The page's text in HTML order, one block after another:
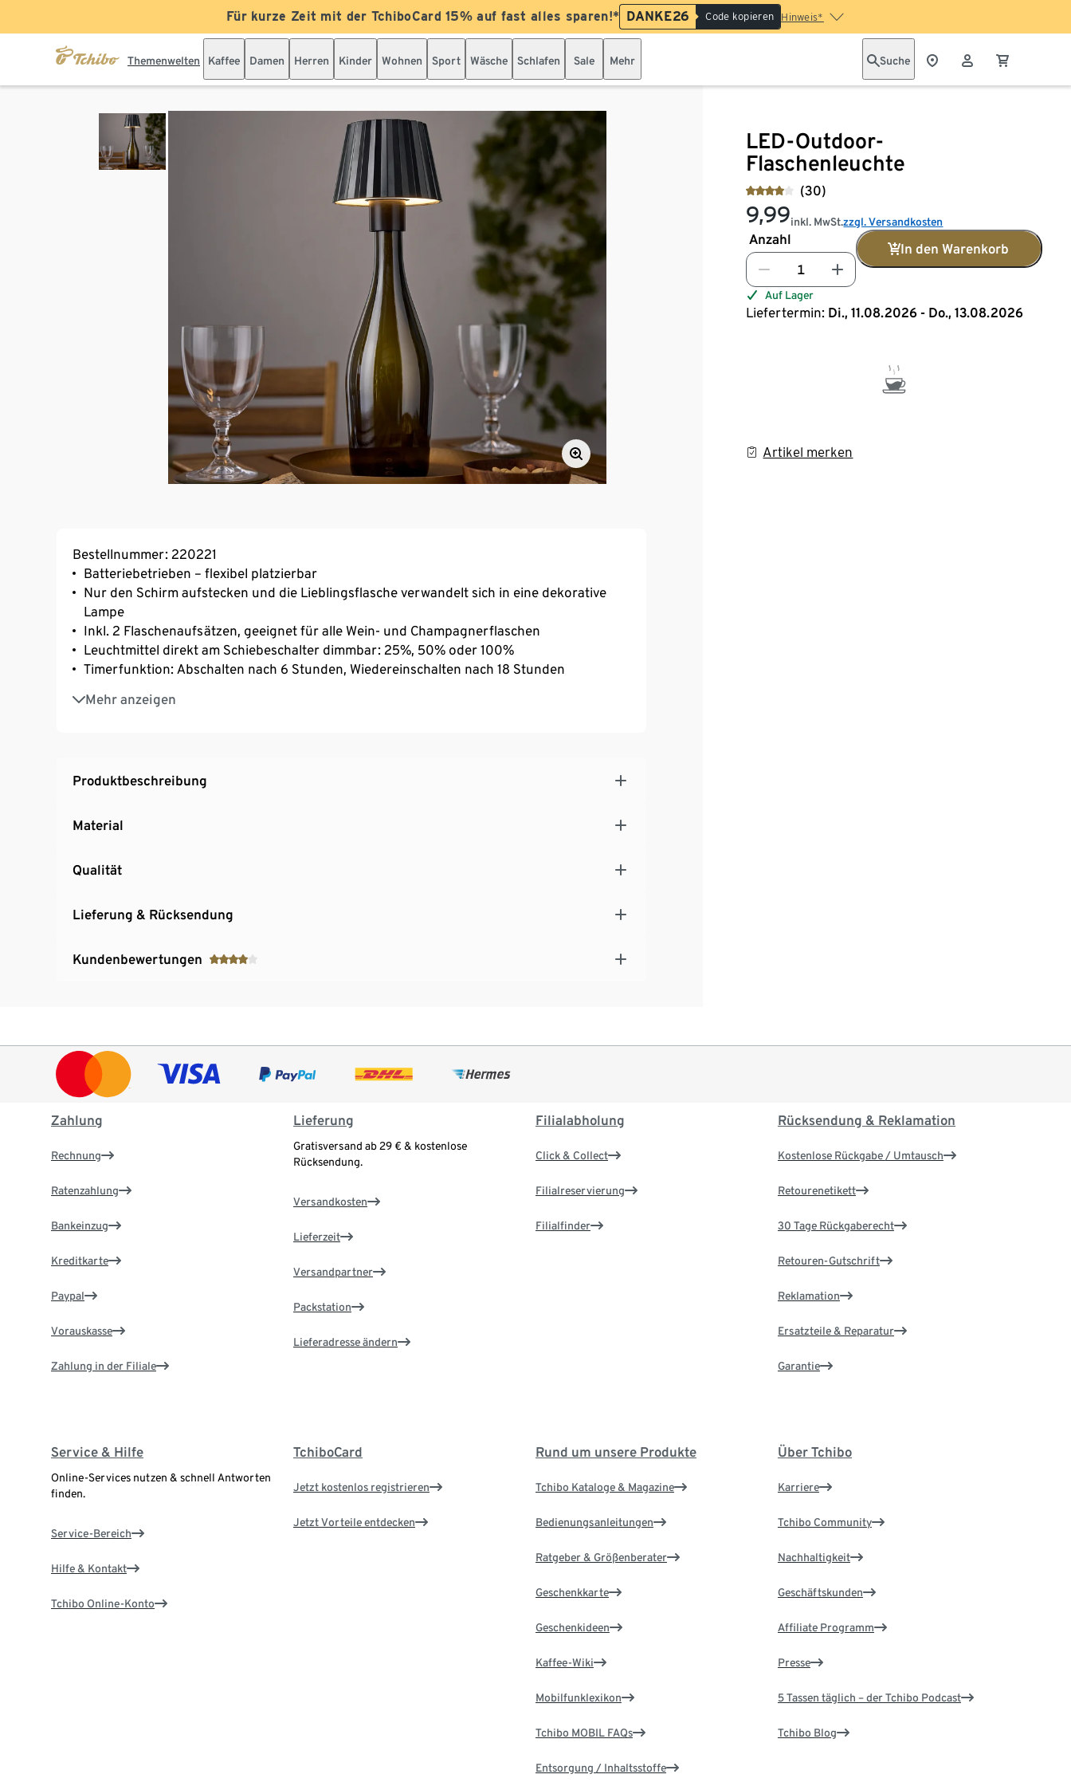
Für kurze Zeit mit der TchiboCard 15% auf fast alles sparen!* DANKE26 Code kopieren Hinweis*
Themenwelten Kaffee Damen Herren Kinder Wohnen Sport Wäsche Schlafen Sale Mehr Suche
LED-Outdoor-
Flaschenleuchte
(30)
9,99inkl. MwSt.zzgl. Versandkosten
Anzahl
In den Warenkorb
Auf Lager
Liefertermin: Di., 11.08.2026 - Do., 13.08.2026
Artikel merken
Bestellnummer: 220221
Batteriebetrieben – flexibel platzierbar
Nur den Schirm aufstecken und die Lieblingsflasche verwandelt sich in eine dekorative
Lampe
Inkl. 2 Flaschenaufsätzen, geeignet für alle Wein- und Champagnerflaschen
Leuchtmittel direkt am Schiebeschalter dimmbar: 25%, 50% oder 100%
Timerfunktion: Abschalten nach 6 Stunden, Wiedereinschalten nach 18 Stunden
Mehr anzeigen
Mit fest integriertem LED-Modul – Lichtfarbe warmweiß
Spritzwassergeschützt nach IP44
Produktbeschreibung
Material
Qualität
Lieferung & Rücksendung
Kundenbewertungen
Zahlung
Rechnung
Ratenzahlung
Bankeinzug
Kreditkarte
Paypal
Vorauskasse
Zahlung in der Filiale
Lieferung
Gratisversand ab 29 € & kostenlose
Rücksendung.
Versandkosten
Lieferzeit
Versandpartner
Packstation
Lieferadresse ändern
Filialabholung
Click & Collect
Filialreservierung
Filialfinder
Rücksendung & Reklamation
Kostenlose Rückgabe / Umtausch
Retourenetikett
30 Tage Rückgaberecht
Retouren-Gutschrift
Reklamation
Ersatzteile & Reparatur
Garantie
Service & Hilfe
Online-Services nutzen & schnell Antworten
finden.
Service-Bereich
Hilfe & Kontakt
Tchibo Online-Konto
TchiboCard
Jetzt kostenlos registrieren
Jetzt Vorteile entdecken
Rund um unsere Produkte
Tchibo Kataloge & Magazine
Bedienungsanleitungen
Ratgeber & Größenberater
Geschenkkarte
Geschenkideen
Kaffee-Wiki
Mobilfunklexikon
Tchibo MOBIL FAQs
Entsorgung / Inhaltsstoffe
Über Tchibo
Karriere
Tchibo Community
Nachhaltigkeit
Geschäftskunden
Affiliate Programm
Presse
5 Tassen täglich – der Tchibo Podcast
Tchibo Blog